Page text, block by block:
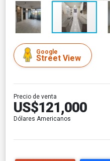
Google
Street View
Precio de venta
US$121,000
Dólares Americanos